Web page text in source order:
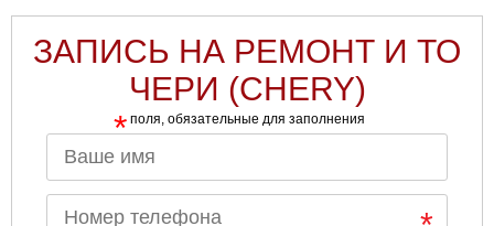
ЗАПИСЬ НА РЕМОНТ И ТО
ЧЕРИ (CHERY)
* поля, обязательные для заполнения